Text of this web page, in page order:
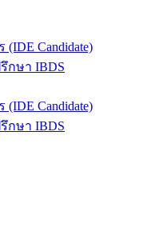
Candidate)
กษา IBDS
Candidate)
กษา IBDS